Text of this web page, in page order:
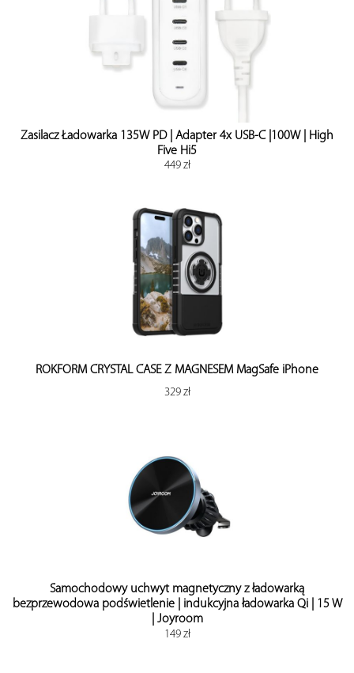
Zasilacz Ładowarka 135W PD | Adapter 4x USB-C |100W | High
Five Hi5
449 zł
ROKFORM CRYSTAL CASE Z MAGNESEM MagSafe iPhone
329 zł
Samochodowy uchwyt magnetyczny z ładowarką
bezprzewodowa podświetlenie | indukcyjna ładowarka Qi | 15 W
| Joyroom
149 zł